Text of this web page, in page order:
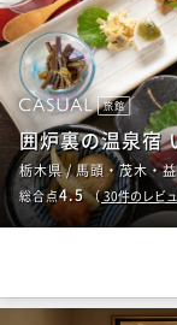
旅館
囲炉裏の温泉宿
栃木県 / 馬頭・茂木・
総合点4.5（30件のレビ